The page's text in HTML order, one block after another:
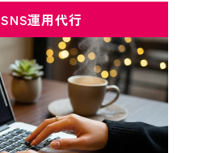
SNS運用代行